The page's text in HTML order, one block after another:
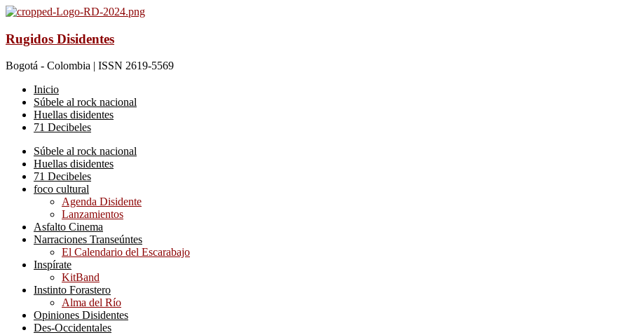
Rugidos Disidentes
Bogotá - Colombia | ISSN 2619-5569
Inicio
Súbele al rock nacional
Huellas disidentes
71 Decibeles
Súbele al rock nacional
Huellas disidentes
71 Decibeles
foco cultural
Agenda Disidente
Lanzamientos
Asfalto Cinema
Narraciones Transeúntes
El Calendario del Escarabajo
Inspírate
KitBand
Instinto Forastero
Alma del Río
Opiniones Disidentes
Des-Occidentales